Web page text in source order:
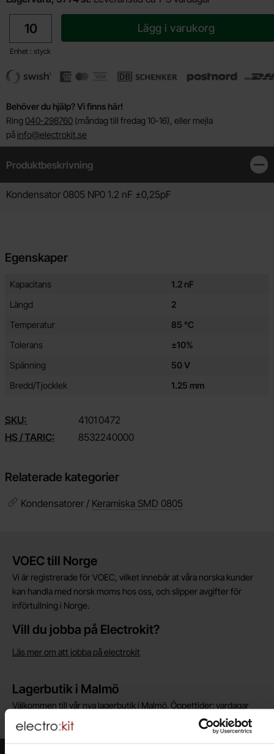
Enhet : styck
Lägg i varukorg
Behöver du hjälp? Vi finns här!
Ring 040-298760 (måndag till fredag 10-16), eller mejla
på info@electrokit.se
Produktbeskrivning
Produktbeskrivning
Kondensator 0805 NP0 1.2 nF ±0,25pF
Egenskaper
Egenskaper/attribut för denna produkt
Attribut
Kapacitans
1.2 nF
Längd
2
Temperatur
85 °C
Tolerans
±10%
Spänning
50 V
Bredd/Tjocklek
1.25 mm
SKU: 4101 0472
HS / TARIC:
8532240000
Relaterade kategorier
Kondensatorer / Keramiska SMD 0805
Kort allmän information
VOEC till Norge
Vi är registrerade för VOEC, vilket innebär at våra norska kunder
kan handla med norsk moms hos oss, och slipper avgifter för
införtullning i Norge.
Vill du jobba på Electrokit?
Läs mer om att jobba på electrokit
Lagerbutik i Malmö
Välkommen till vår nya lagerbutik i Malmö. Öppettider: vardagar
10-17. För snabbare service, gör en förbeställning.